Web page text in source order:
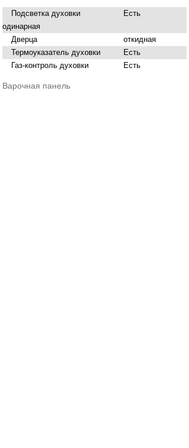
Подсветка духовки
одинарная
Есть
Дверца
откидная
Термоуказатель духовки
Есть
Газ-контроль духовки
Есть
Варочная панель